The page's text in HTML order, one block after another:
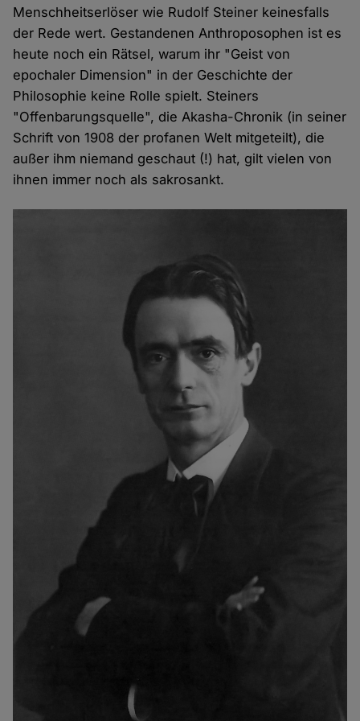
Menschheitserlöser wie Rudolf Steiner keinesfalls
der Rede wert. Gestandenen Anthroposophen ist es
heute noch ein Rätsel, warum ihr "Geist von
epochaler Dimension" in der Geschichte der
Philosophie keine Rolle spielt. Steiners
"Offenbarungsquelle", die Akasha-Chronik (in seiner
Schrift von 1908 der profanen Welt mitgeteilt), die
außer ihm niemand geschaut (!) hat, gilt vielen von
ihnen immer noch als sakrosankt.